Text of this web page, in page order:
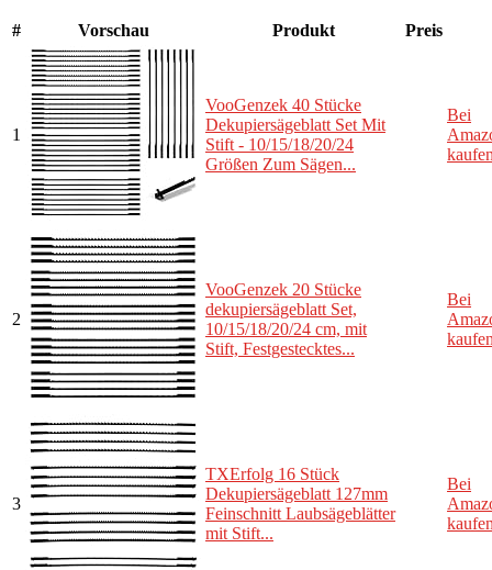
# Vorschau Produkt Preis
1
VooGenzek 40 Stücke
Dekupiersägeblatt Set Mit
Stift - 10/15/18/20/24
Größen Zum Sägen...
Bei
2
VooGenzek 20 Stücke
dekupiersägeblatt Set,
10/15/18/20/24 cm, mit
Stift, Festgestecktes...
Bei
3
TXErfolg 16 Stück
Dekupiersägeblatt 127mm
Feinschnitt Laubsägeblätter
mit Stift...
Bei